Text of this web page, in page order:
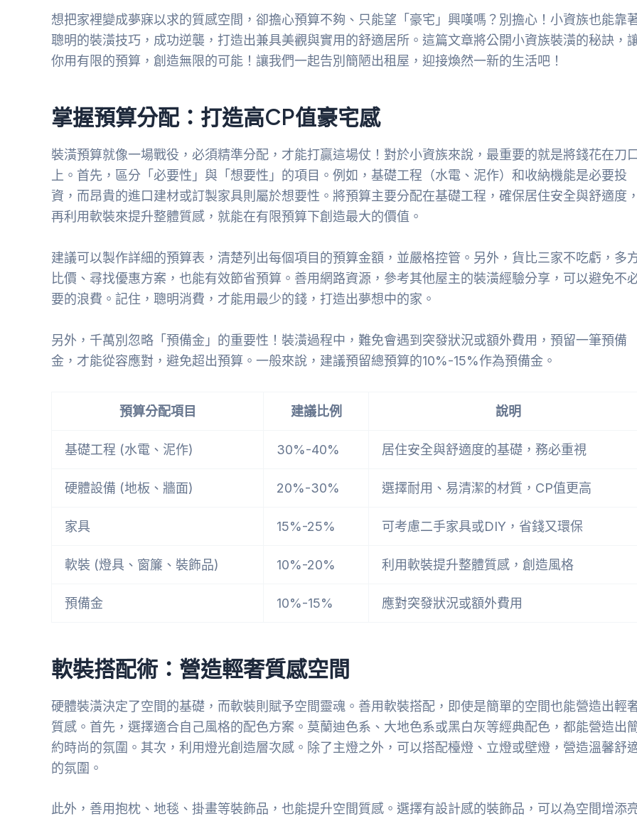
想把家裡變成夢寐以求的質感空間，卻擔心預算不夠、只能望「豪宅」興嘆嗎？別擔心！小資族也能靠
聰明的裝潢技巧，成功逆襲，打造出兼具美觀與實用的舒適居所。這篇文章將公開小資族裝潢的秘訣，
你用有限的預算，創造無限的可能！讓我們一起告別簡陋出租屋，迎接煥然一新的生活吧！
掌握預算分配：打造高CP值豪宅感
裝潢預算就像一場戰役，必須精準分配，才能打贏這場仗！對於小資族來說，最重要的就是將錢花在刀口
上。首先，區分「必要性」與「想要性」的項目。例如，基礎工程（水電、泥作）和收納機能是必要投
資，而昂貴的進口建材或訂製家具則屬於想要性。將預算主要分配在基礎工程，確保居住安全與舒適度，
再利用軟裝來提升整體質感，就能在有限預算下創造最大的價值。
建議可以製作詳細的預算表，清楚列出每個項目的預算金額，並嚴格控管。另外，貨比三家不吃虧，多
比價、尋找優惠方案，也能有效節省預算。善用網路資源，參考其他屋主的裝潢經驗分享，可以避免不
要的浪費。記住，聰明消費，才能用最少的錢，打造出夢想中的家。
另外，千萬別忽略「預備金」的重要性！裝潢過程中，難免會遇到突發狀況或額外費用，預留一筆預備
金，才能從容應對，避免超出預算。一般來說，建議預留總預算的10%-15%作為預備金。
預算分配項目 建議比例 說明
基礎工程 (水電、泥作) 30%-40% 居住安全與舒適度的基礎，務必重視
硬體設備 (地板、牆面) 20%-30% 選擇耐用、易清潔的材質，CP值更高
家具 15%-25% 可考慮二手家具或DIY，省錢又環保
軟裝 (燈具、窗簾、裝飾品) 10%-20% 利用軟裝提升整體質感，創造風格
預備金 10%-15% 應對突發狀況或額外費用
軟裝搭配術：營造輕奢質感空間
硬體裝潢決定了空間的基礎，而軟裝則賦予空間靈魂。善用軟裝搭配，即使是簡單的空間也能營造出輕
質感。首先，選擇適合自己風格的配色方案。莫蘭迪色系、大地色系或黑白灰等經典配色，都能營造出
約時尚的氛圍。其次，利用燈光創造層次感。除了主燈之外，可以搭配檯燈、立燈或壁燈，營造溫馨舒
的氛圍。
此外，善用抱枕、地毯、掛畫等裝飾品，也能提升空間質感。選擇有設計感的裝飾品，可以為空間增添